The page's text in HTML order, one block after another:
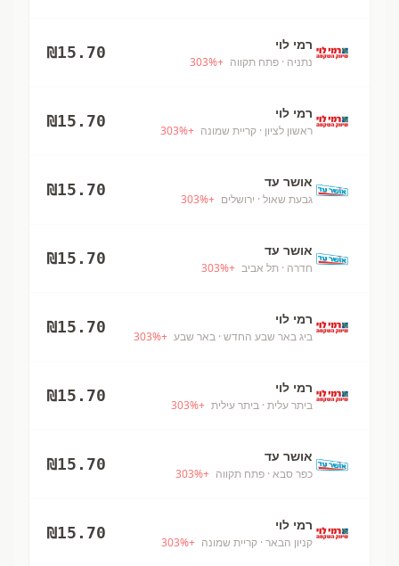
רמי לוי
נתניה · פתח תקווה +
303%
₪15.70
רמי לוי
ראשון לציון · קריית שמונה +
303%
₪15.70
אושר עד
גבעת שאול · ירושלים +
303%
₪15.70
אושר עד
חדרה · תל אביב +
303%
₪15.70
רמי לוי
ביג באר שבע החדש · באר שבע +
303%
₪15.70
רמי לוי
ביתר עלית · ביתר עילית +
303%
₪15.70
אושר עד
כפר סבא · פתח תקווה +
303%
₪15.70
רמי לוי
קניון הבאר · קריית שמונה +
303%
₪15.70